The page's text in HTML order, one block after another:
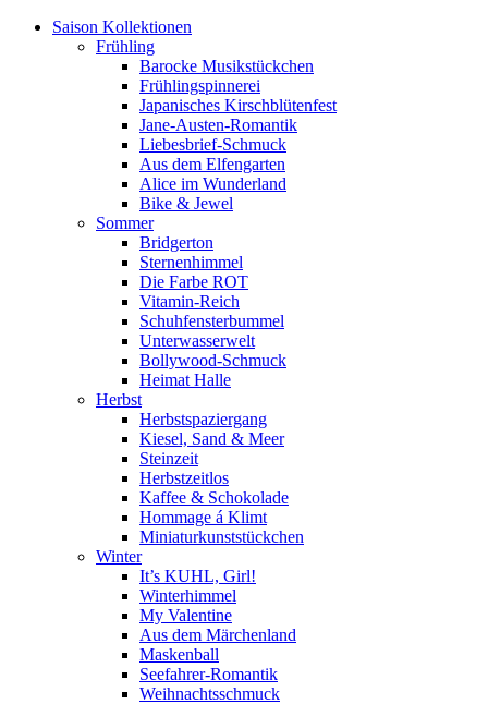
Saison Kollektionen
Frühling
Barocke Musikstückchen
Frühlingspinnerei
Japanisches Kirschblütenfest
Jane-Austen-Romantik
Liebesbrief-Schmuck
Aus dem Elfengarten
Alice im Wunderland
Bike & Jewel
Sommer
Bridgerton
Sternenhimmel
Die Farbe ROT
Vitamin-Reich
Schuhfensterbummel
Unterwasserwelt
Bollywood-Schmuck
Heimat Halle
Herbst
Herbstspaziergang
Kiesel, Sand & Meer
Steinzeit
Herbstzeitlos
Kaffee & Schokolade
Hommage á Klimt
Miniaturkunststückchen
Winter
It’s KUHL, Girl!
Winterhimmel
My Valentine
Aus dem Märchenland
Maskenball
Seefahrer-Romantik
Weihnachtsschmuck